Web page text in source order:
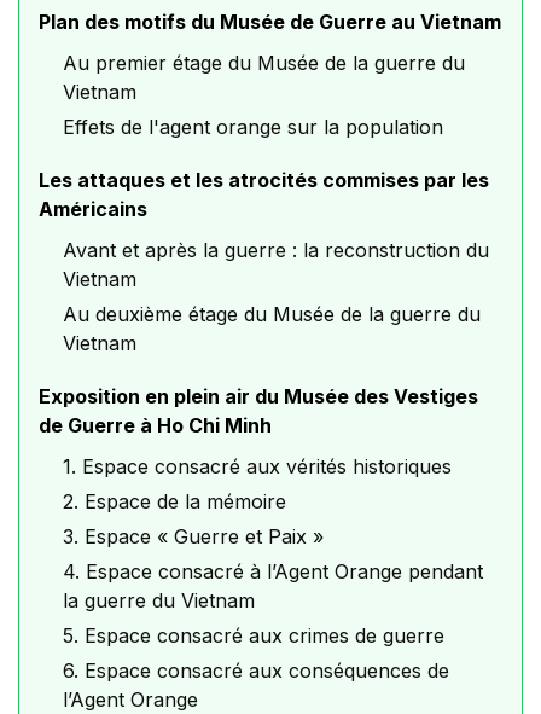
Plan des motifs du Musée de Guerre au Vietnam
Au premier étage du Musée de la guerre du
Vietnam
Effets de l'agent orange sur la population
Les attaques et les atrocités commises par les
Américains
Avant et après la guerre : la reconstruction du
Vietnam
Au deuxième étage du Musée de la guerre du
Vietnam
Exposition en plein air du Musée des Vestiges
de Guerre à Ho Chi Minh
1. Espace consacré aux vérités historiques
2. Espace de la mémoire
3. Espace « Guerre et Paix »
4. Espace consacré à l’Agent Orange pendant
la guerre du Vietnam
5. Espace consacré aux crimes de guerre
6. Espace consacré aux conséquences de
l’Agent Orange